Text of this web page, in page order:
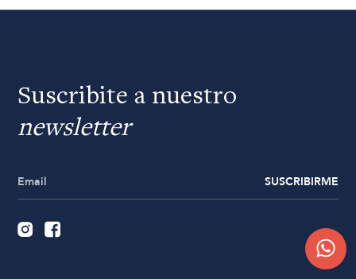
Suscribite a nuestro
newsletter
SUSCRIBIRME